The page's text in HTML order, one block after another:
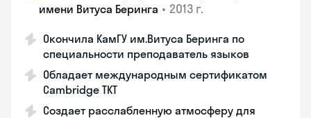
имени Витуса Беринга • 2013 г.
Окончила КамГУ им.Витуса Беринга по
специальности преподаватель языков
Обладает международным сертификатом
Cambridge TKT
Создает расслабленную атмосферу для